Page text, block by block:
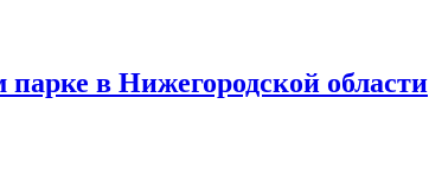
в Нижегородской области